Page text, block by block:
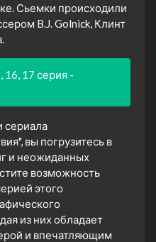
Сьемки происходили
B.J. Golnick, Клинт
16, 17 серия -
сериала
вы погрузитесь в
и неожиданных
возможность
этого
из них обладает
и впечатляющим